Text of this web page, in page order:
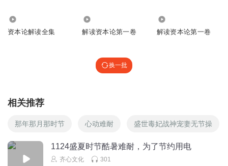
资本论解读全集 解读资本论第一卷 解读资本论第一卷
换一批
相关推荐
那年那月那时节 心动难耐 盛世毒妃战神宠妻无节操
1124盛夏时节酷暑难耐，为了节约用电
齐心文化 301